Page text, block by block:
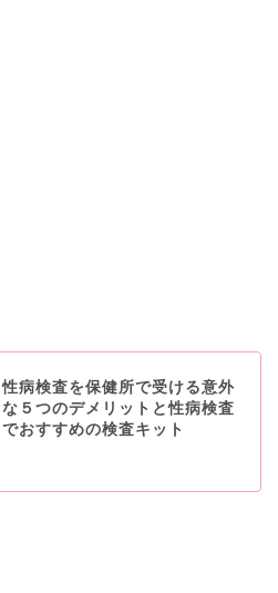
性病検査を保健所で受ける意外
な５つのデメリットと性病検査
でおすすめの検査キット